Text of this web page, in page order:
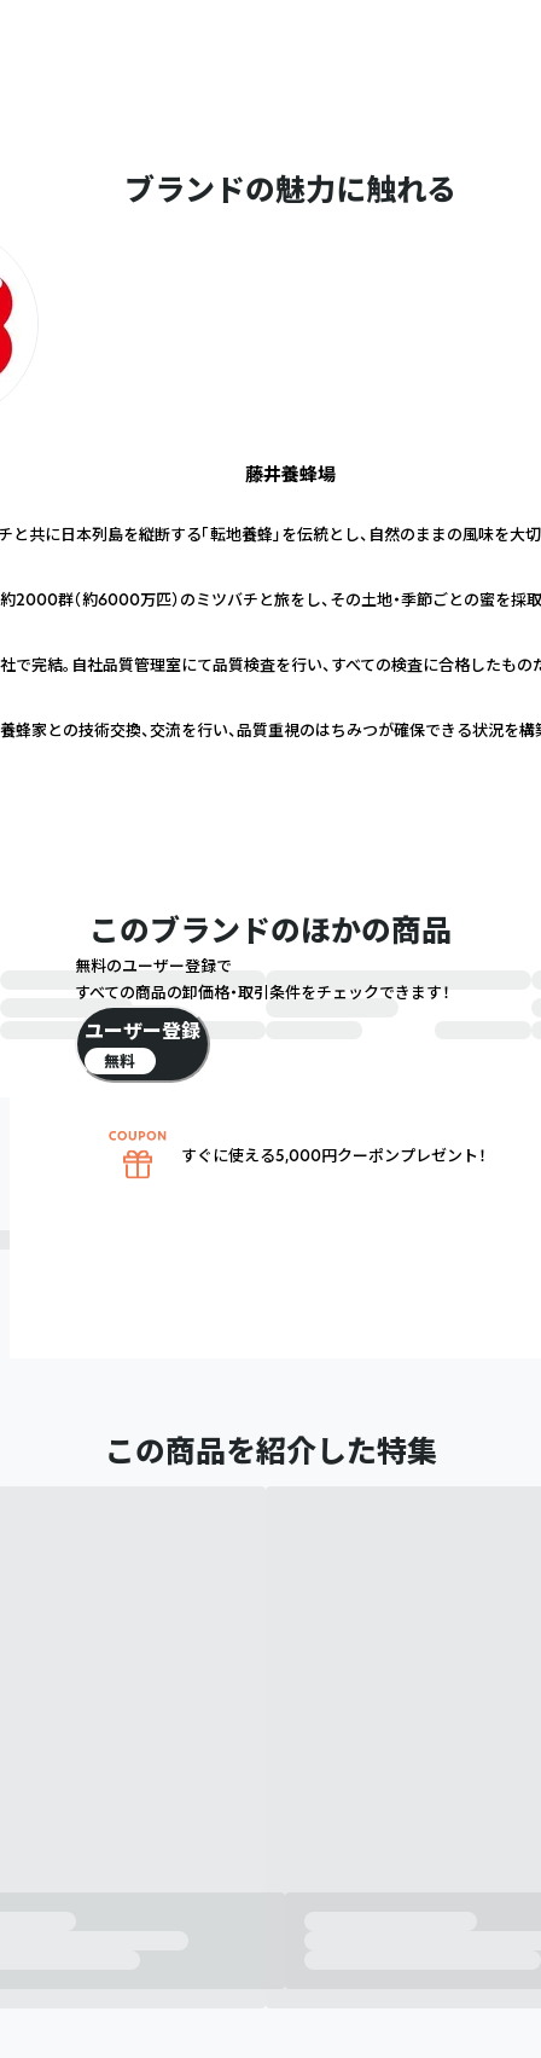
ブランドの魅力に触れる
藤井養蜂場
と共に日本列島を縦断する「転地養蜂」を伝統とし、自然のままの風味を大
2000群（約6000万匹）のミツバチと旅をし、その土地・季節ごとの蜜を採
で完結。自社品質管理室にて品質検査を行い、すべての検査に合格したもの
蜂家との技術交換、交流を行い、品質重視のはちみつが確保できる状況を構
このブランドのほかの商品
この商品を紹介した特集
無料のユーザー登録で
すべての商品の卸価格・取引条件をチェックできます！
ユーザー登録
無料
すぐに使える5,000円クーポンプレゼント！